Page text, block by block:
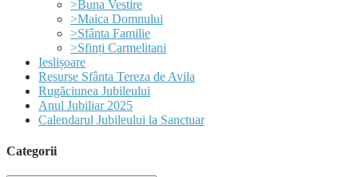
>Buna Vestire
>Maica Domnului
>Sfânta Familie
>Sfinți Carmelitani
Ieslișoare
Resurse Sfânta Tereza de Avila
Rugăciunea Jubileului
Anul Jubiliar 2025
Calendarul Jubileului la Sanctuar
Categorii